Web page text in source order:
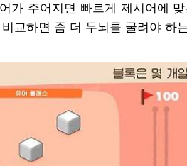
가 주어지면 빠르게 제시어에
교하면 좀 더 두뇌를 굴려야 하